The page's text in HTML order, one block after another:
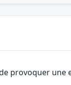
provoquer une